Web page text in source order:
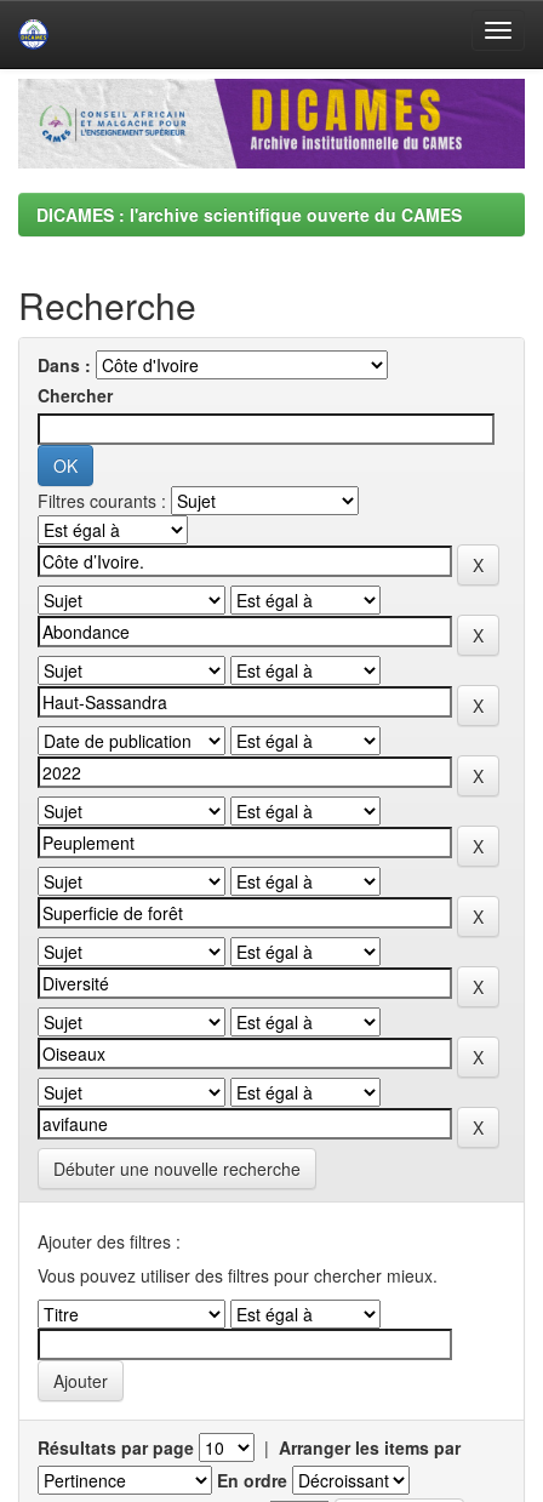
Skip
navigation
DICAMES : l'archive scientifique ouverte du CAMES
Recherche
Dans :
Chercher
Filtres courants :
Débuter une nouvelle recherche
Ajouter des filtres :
Vous pouvez utiliser des filtres pour chercher mieux.
Résultats par page | Arranger les items par
En ordre